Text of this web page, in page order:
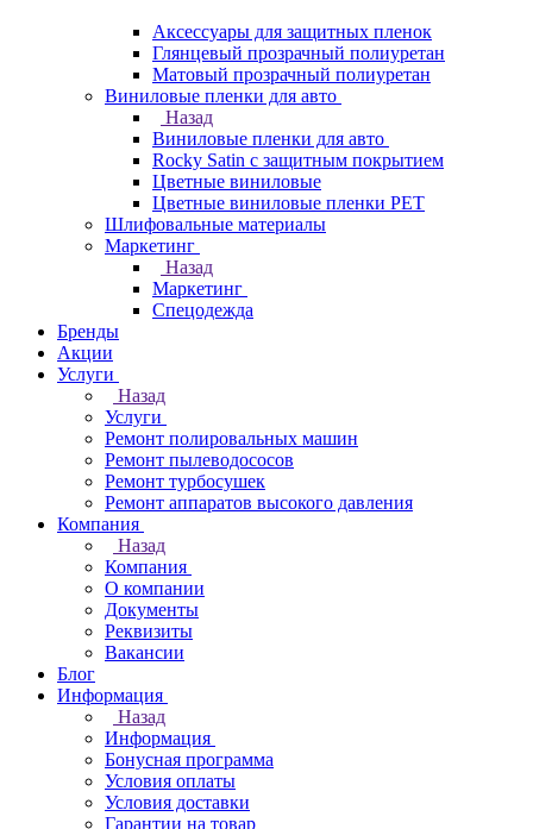
Аксессуары для защитных пленок
Глянцевый прозрачный полиуретан
Матовый прозрачный полиуретан
Виниловые пленки для авто
Назад
Виниловые пленки для авто
Rocky Satin с защитным покрытием
Цветные виниловые
Цветные виниловые пленки PET
Шлифовальные материалы
Маркетинг
Назад
Маркетинг
Спецодежда
Бренды
Акции
Услуги
Назад
Услуги
Ремонт полировальных машин
Ремонт пылеводососов
Ремонт турбосушек
Ремонт аппаратов высокого давления
Компания
Назад
Компания
О компании
Документы
Реквизиты
Вакансии
Блог
Информация
Назад
Информация
Бонусная программа
Условия оплаты
Условия доставки
Гарантии на товар